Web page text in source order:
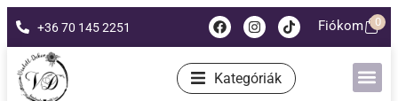
+36 70 145 2251 Fiókom 0
Kategóriák